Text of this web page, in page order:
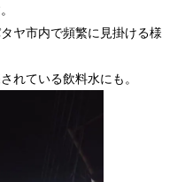
ヤ市内で頻繁に見掛ける様
れている飲料水にも。